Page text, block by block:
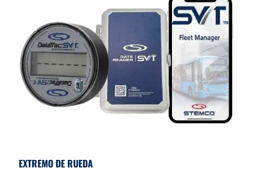
EXTREMO DE RUEDA